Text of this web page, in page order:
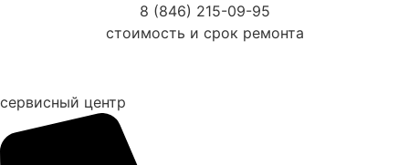
8 (846) 215-09-95
стоимость и срок ремонта
сервисный центр